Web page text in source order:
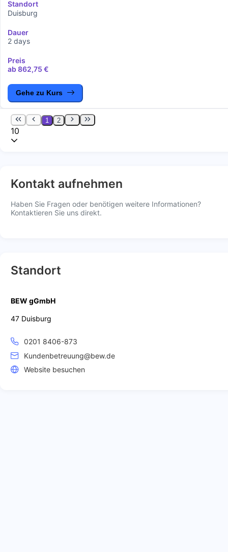
Standort
Duisburg
Dauer
2 days
Preis
ab 862,75 €
Gehe zu Kurs
1 2
10
Kontakt aufnehmen
Haben Sie Fragen oder benötigen weitere Informationen?
Kontaktieren Sie uns direkt.
Standort
BEW gGmbH
47 Duisburg
0201 8406-873
Kundenbetreuung@bew.de
Website besuchen